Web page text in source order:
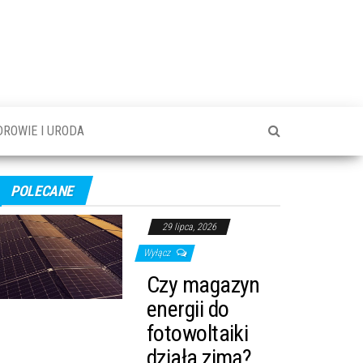
I URODA
POLECANE
29 lipca, 2026
Wyłącz
Czy magazyn
energii do
fotowoltaiki